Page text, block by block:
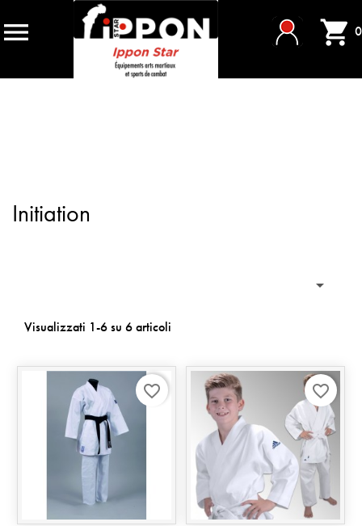
  0
Initiation

Visualizzati 1-6 su 6 articoli
favorite_border favorite_border